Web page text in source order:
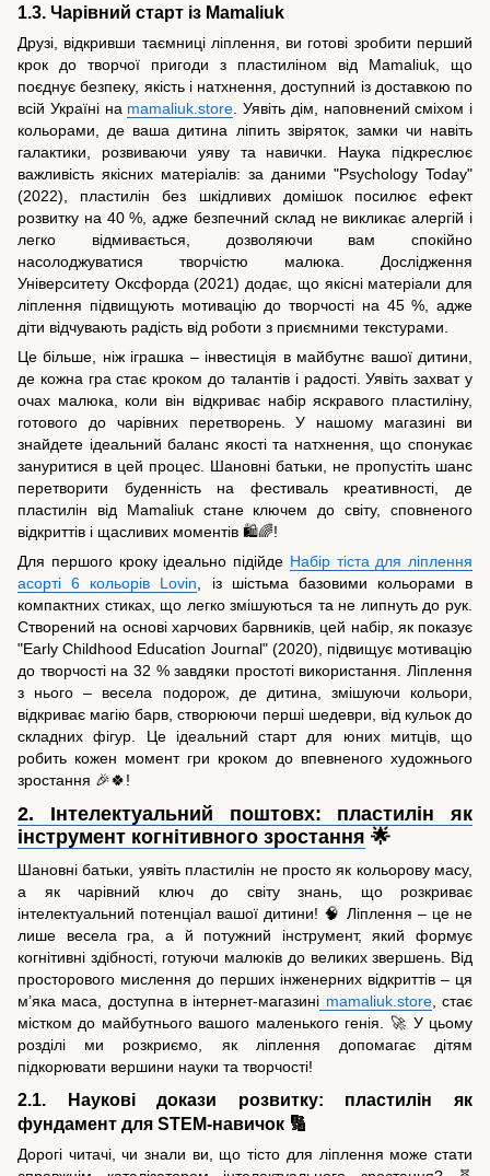
1.3. Чарівний старт із Mamaliuk
Друзі, відкривши таємниці ліплення, ви готові зробити перший
крок до творчої пригоди з пластиліном від Mamaliuk, що
поєднує безпеку, якість і натхнення, доступний із доставкою по
всій Україні на mamaliuk.store . Уявіть дім, наповнений сміхом і
кольорами, де ваша дитина ліпить звіряток, замки чи навіть
галактики, розвиваючи уяву та навички. Наука підкреслює
важливість якісних матеріалів: за даними "Psychology Today"
(2022), пластилін без шкідливих домішок посилює ефект
розвитку на 40 %, адже безпечний склад не викликає алергій і
легко відмивається, дозволяючи вам спокійно
насолоджуватися творчістю малюка. Дослідження
Університету Оксфорда (2021) додає, що якісні матеріали для
ліплення підвищують мотивацію до творчості на 45 %, адже
діти відчувають радість від роботи з приємними текстурами.
Це більше, ніж іграшка – інвестиція в майбутнє вашої дитини,
де кожна гра стає кроком до талантів і радості. Уявіть захват у
очах малюка, коли він відкриває набір яскравого пластиліну,
готового до чарівних перетворень. У нашому магазині ви
знайдете ідеальний баланс якості та натхнення, що спонукає
зануритися в цей процес. Шановні батьки, не пропустіть шанс
перетворити буденність на фестиваль креативності, де
пластилін від Mamaliuk стане ключем до світу, сповненого
відкриттів і щасливих моментів 🛍️🌈!
Для першого кроку ідеально підійде Набір тіста для ліплення
асорті 6 кольорів Lovin , із шістьма базовими кольорами в
компактних стиках, що легко змішуються та не липнуть до рук.
Створений на основі харчових барвників, цей набір, як показує
"Early Childhood Education Journal" (2020), підвищує мотивацію
до творчості на 32 % завдяки простоті використання. Ліплення
з нього – весела подорож, де дитина, змішуючи кольори,
відкриває магію барв, створюючи перші шедеври, від кульок до
складних фігур. Це ідеальний старт для юних митців, що
робить кожен момент гри кроком до впевненого художнього
зростання 🎉🍀!
2. Інтелектуальний поштовх: пластилін як
інструмент когнітивного зростання 🌟
Шановні батьки, уявіть пластилін не просто як кольорову масу,
а як чарівний ключ до світу знань, що розкриває
інтелектуальний потенціал вашої дитини! 🧠 Ліплення – це не
лише весела гра, а й потужний інструмент, який формує
когнітивні здібності, готуючи малюків до великих звершень. Від
просторового мислення до перших інженерних відкриттів – ця
м’яка маса, доступна в інтернет-магазині mamaliuk.store, стає
містком до майбутнього вашого маленького генія. 🚀 У цьому
розділі ми розкриємо, як ліплення допомагає дітям
підкорювати вершини науки та творчості!
2.1. Наукові докази розвитку: пластилін як
фундамент для STEM-навичок 🔢
Дорогі читачі, чи знали ви, що тісто для ліплення може стати